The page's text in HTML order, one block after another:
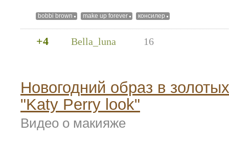
bobbi brown make up forever консилер
+4 Bella_luna 16
Новогодний образ в
"Katy Perry look"
Видео о макияже